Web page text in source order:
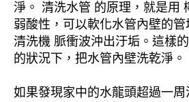
淨。 清洗水管 的原理，就是用
弱酸性，可以軟化水管內壁的
清洗機 脈衝波沖出汙垢。這樣
的狀況下，把水管內壁洗乾淨。
如果發現家中的水龍頭超過一周